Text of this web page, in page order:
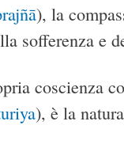
), la
sofferenza e
coscienza
), è la